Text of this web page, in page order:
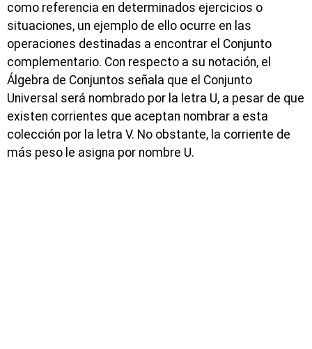
como referencia en determinados ejercicios o
situaciones, un ejemplo de ello ocurre en las
operaciones destinadas a encontrar el Conjunto
complementario. Con respecto a su notación, el
Álgebra de Conjuntos señala que el Conjunto
Universal será nombrado por la letra U, a pesar de que
existen corrientes que aceptan nombrar a esta
colección por la letra V. No obstante, la corriente de
más peso le asigna por nombre U.